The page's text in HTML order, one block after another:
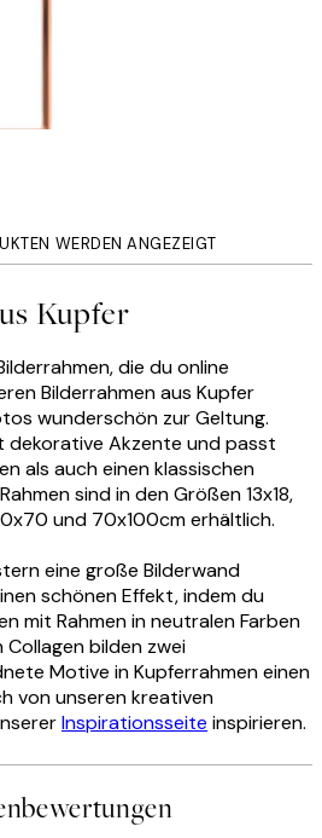
WERDEN ANGEZEIGT
Kupfer
die du online
Bilderrahmen aus Kupfer
wunderschön zur Geltung.
dekorative Akzente und passt
als auch einen klassischen
sind in den Größen 13x18,
und 70x100cm erhältlich.
eine große Bilderwand
schönen Effekt, indem du
mit Rahmen in neutralen Farben
Collagen bilden zwei
Motive in Kupferrahmen einen
von unseren kreativen
Inspirationsseite inspirieren.